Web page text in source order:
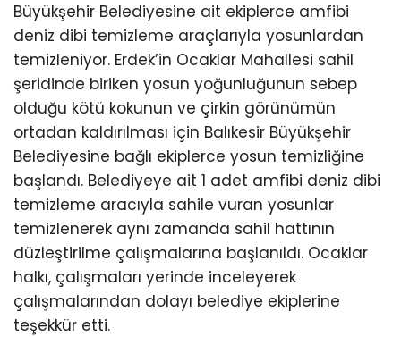
Büyükşehir Belediyesine ait ekiplerce amfibi
deniz dibi temizleme araçlarıyla yosunlardan
temizleniyor. Erdek’in Ocaklar Mahallesi sahil
şeridinde biriken yosun yoğunluğunun sebep
olduğu kötü kokunun ve çirkin görünümün
ortadan kaldırılması için Balıkesir Büyükşehir
Belediyesine bağlı ekiplerce yosun temizliğine
başlandı. Belediyeye ait 1 adet amfibi deniz dibi
temizleme aracıyla sahile vuran yosunlar
temizlenerek aynı zamanda sahil hattının
düzleştirilme çalışmalarına başlanıldı. Ocaklar
halkı, çalışmaları yerinde inceleyerek
çalışmalarından dolayı belediye ekiplerine
teşekkür etti.